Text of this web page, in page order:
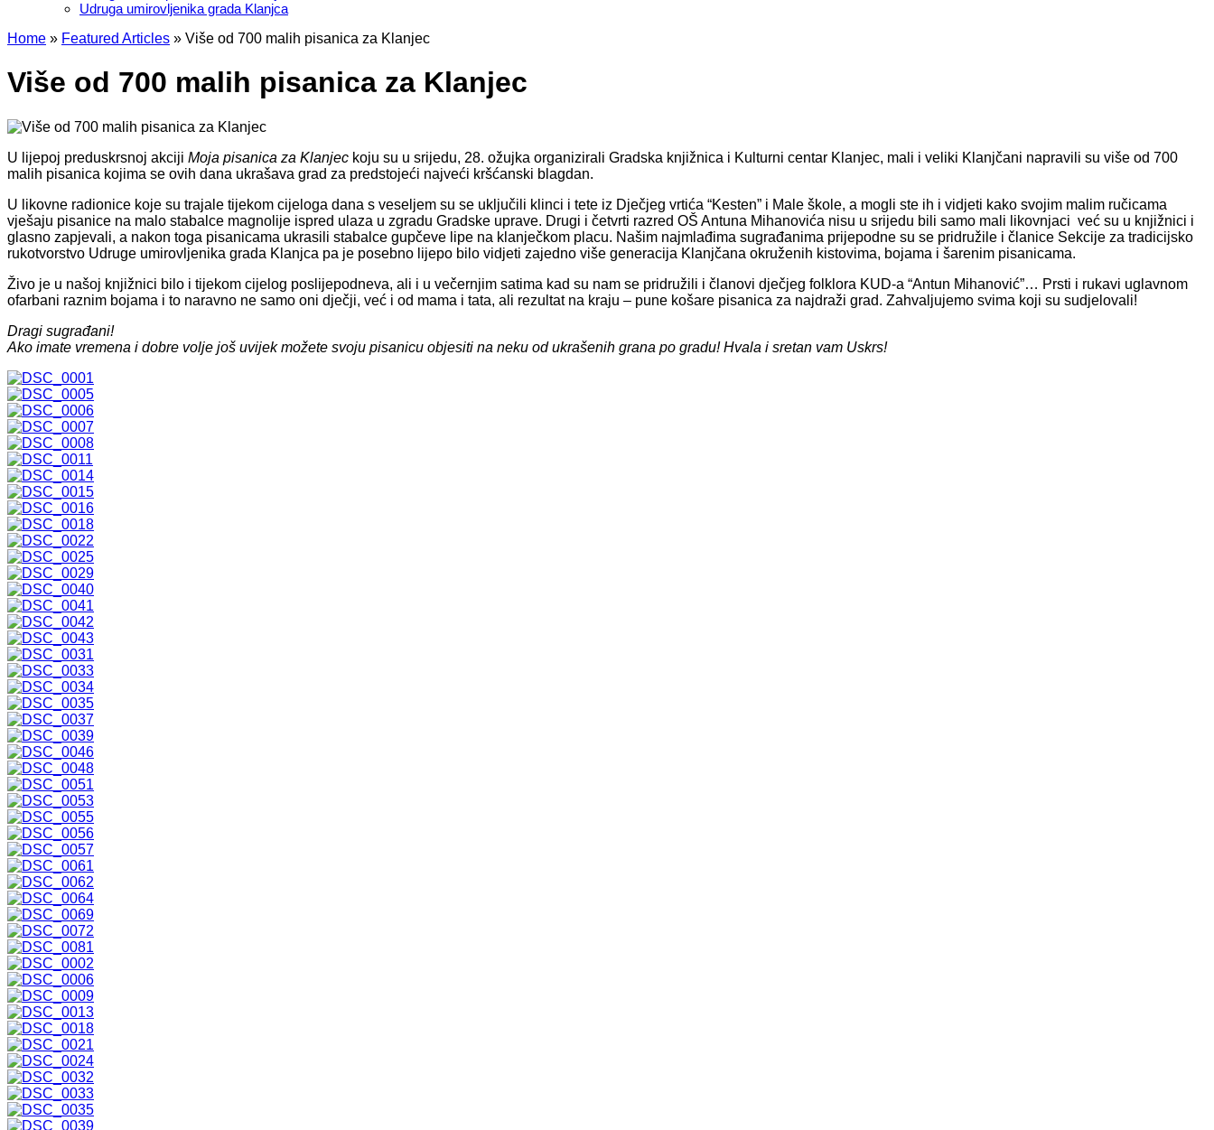
Udruga umirovljenika grada Klanjca
Home » Featured Articles » Više od 700 malih pisanica za Klanjec
Više od 700 malih pisanica za Klanjec
U lijepoj preduskrsnoj akciji Moja pisanica za Klanjec koju su u srijedu, 28. ožujka organizirali Gradska knjižnica i Kulturni centar Klanjec, mali i veliki Klanjčani napravili su više od 700
malih pisanica kojima se ovih dana ukrašava grad za predstojeći najveći kršćanski blagdan.
U likovne radionice koje su trajale tijekom cijeloga dana s veseljem su se uključili klinci i tete iz Dječjeg vrtića “Kesten” i Male škole, a mogli ste ih i vidjeti kako svojim malim ručicama
vješaju pisanice na malo stabalce magnolije ispred ulaza u zgradu Gradske uprave. Drugi i četvrti razred OŠ Antuna Mihanovića nisu u srijedu bili samo mali likovnjaci već su u knjižnici i
glasno zapjevali, a nakon toga pisanicama ukrasili stabalce gupčeve lipe na klanječkom placu. Našim najmlađima sugrađanima prijepodne su se pridružile i članice Sekcije za tradicijsko
rukotvorstvo Udruge umirovljenika grada Klanjca pa je posebno lijepo bilo vidjeti zajedno više generacija Klanjčana okruženih kistovima, bojama i šarenim pisanicama.
Živo je u našoj knjižnici bilo i tijekom cijelog poslijepodneva, ali i u večernjim satima kad su nam se pridružili i članovi dječjeg folklora KUD-a “Antun Mihanović”… Prsti i rukavi uglavnom
ofarbani raznim bojama i to naravno ne samo oni dječji, već i od mama i tata, ali rezultat na kraju – pune košare pisanica za najdraži grad. Zahvaljujemo svima koji su sudjelovali!
Dragi sugrađani!
Ako imate vremena i dobre volje još uvijek možete svoju pisanicu objesiti na neku od ukrašenih grana po gradu! Hvala i sretan vam Uskrs!